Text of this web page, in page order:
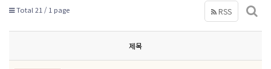
Total 21 / 1 page RSS
제목